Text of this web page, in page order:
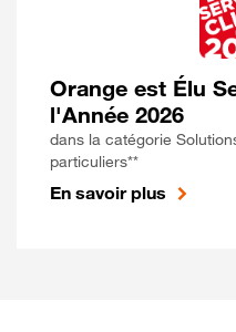
Orange est Élu
l'Année 2026
dans la catégorie
particuliers**
En savoir plus